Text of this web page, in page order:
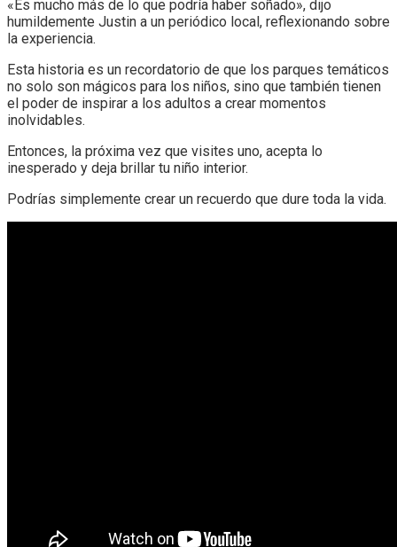
«Es mucho más de lo que podría haber soñado», dijo
humildemente Justin a un periódico local, reflexionando sobre
la experiencia.
Esta historia es un recordatorio de que los parques temáticos
no solo son mágicos para los niños, sino que también tienen
el poder de inspirar a los adultos a crear momentos
inolvidables.
Entonces, la próxima vez que visites uno, acepta lo
inesperado y deja brillar tu niño interior.
Podrías simplemente crear un recuerdo que dure toda la vida.